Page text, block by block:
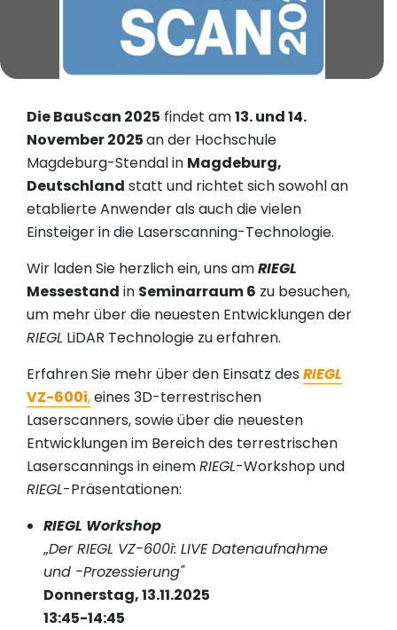
Die BauScan 2025 findet am13. und 14.
November 2025an der Hochschule
Magdeburg-Stendal in Magdeburg,
Deutschland statt und richtet sich sowohl an
etablierte Anwender als auch die vielen
Einsteiger in die Laserscanning-Technologie.
Wir laden Sie herzlich ein, uns amRIEGL
Messestand in Seminarraum 6 zu besuchen,
um mehr über die neuesten Entwicklungen der
RIEGL LiDAR Technologie zu erfahren.
Erfahren Sie mehr über den Einsatz des RIEGL
VZ-600i,eines 3D-terrestrischen
Laserscanners, sowie über die neuesten
Entwicklungen im Bereich des terrestrischen
Laserscannings in einemRIEGL-Workshop und
RIEGL-Präsentationen:
RIEGL Workshop
„Der RIEGL VZ-600i: LIVE Datenaufnahme
und -Prozessierung"
Donnerstag, 13.11.2025
13:45-14:45